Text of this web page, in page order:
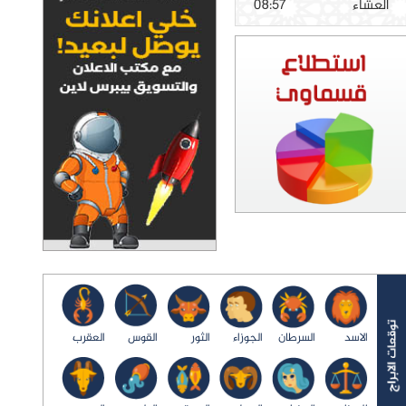
العشاء 08:57
الاسد السرطان الجوزاء الثور القوس العقرب